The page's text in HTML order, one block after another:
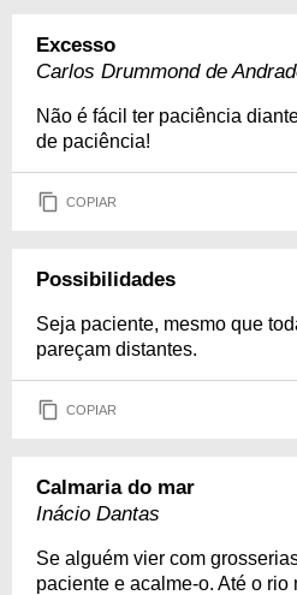
Excesso
Carlos Drummond de
Não é fácil ter paciência
de paciência!
COPIAR
Possibilidades
Seja paciente, mesmo que
pareçam distantes.
COPIAR
Calmaria do mar
Inácio Dantas
Se alguém vier com
paciente e acalme-o. Até o rio